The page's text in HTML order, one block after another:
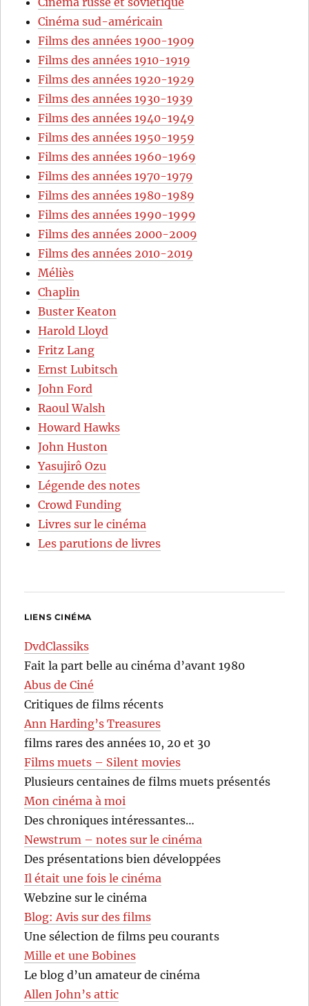
Cinéma sud-américain
Films des années 1900-1909
Films des années 1910-1919
Films des années 1920-1929
Films des années 1930-1939
Films des années 1940-1949
Films des années 1950-1959
Films des années 1960-1969
Films des années 1970-1979
Films des années 1980-1989
Films des années 1990-1999
Films des années 2000-2009
Films des années 2010-2019
Méliès
Chaplin
Buster Keaton
Harold Lloyd
Fritz Lang
Ernst Lubitsch
John Ford
Raoul Walsh
Howard Hawks
John Huston
Yasujirô Ozu
Légende des notes
Crowd Funding
Livres sur le cinéma
Les parutions de livres
LIENS CINÉMA
DvdClassiks
Fait la part belle au cinéma d’avant 1980
Abus de Ciné
Critiques de films récents
Ann Harding’s Treasures
films rares des années 10, 20 et 30
Films muets – Silent movies
Plusieurs centaines de films muets présentés
Mon cinéma à moi
Des chroniques intéressantes…
Newstrum – notes sur le cinéma
Des présentations bien développées
Il était une fois le cinéma
Webzine sur le cinéma
Blog: Avis sur des films
Une sélection de films peu courants
Mille et une Bobines
Le blog d’un amateur de cinéma
Allen John’s attic